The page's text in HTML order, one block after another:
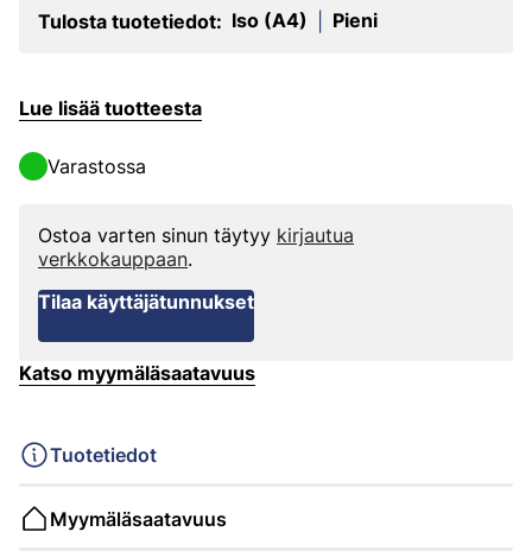
Tulosta tuotetiedot: Iso (A4) Pieni
Lue lisää tuotteesta
Varastossa
Ostoa varten sinun täytyy kirjautua
verkkokauppaan.
Tilaa käyttäjätunnukset
Katso myymäläsaatavuus
Tuotetiedot
Myymäläsaatavuus